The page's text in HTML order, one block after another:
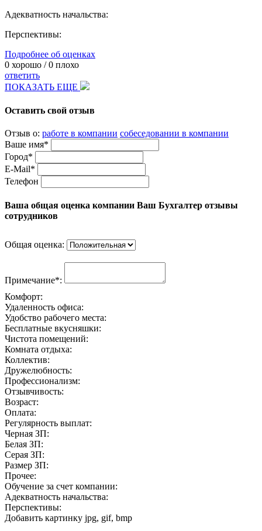
Адекватность начальства:
Перспективы:
Подробнее об оценках
0 хорошо /0 плохо
ответить
ПОКАЗАТЬ ЕЩЕ
Оставить свой отзыв
Отзыв о: работе в компании собеседовании в компании
Ваше имя*
Город*
E-Mail*
Телефон
Ваша общая оценка компании Ваш Бухгалтер отзывы
сотрудников
Общая оценка:
Примечание*:
Комфорт:
Удаленность офиса:
Удобство рабочего места:
Бесплатные вкусняшки:
Чистота помещений:
Комната отдыха:
Коллектив:
Дружелюбность:
Профессионализм:
Отзывчивость:
Возраст:
Оплата:
Регулярность выплат:
Черная ЗП:
Белая ЗП:
Серая ЗП:
Размер ЗП:
Прочее:
Обучение за счет компании:
Адекватность начальства:
Перспективы:
Добавить картинку jpg, gif, bmp